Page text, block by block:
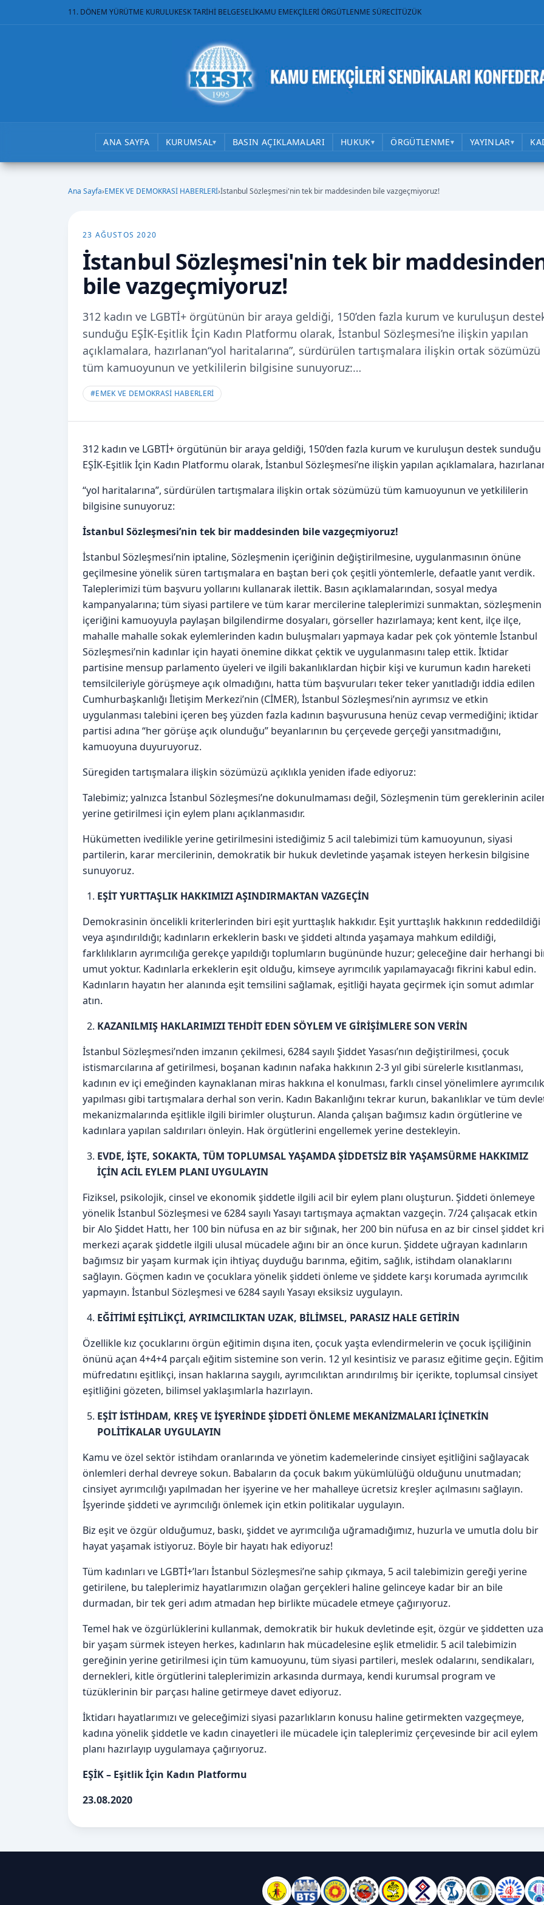
11. DÖNEM YÜRÜTME KURULUKESK TARİHİ BELGESELİKAMU EMEKÇİLERİ ÖRGÜTLENME SÜRECİTÜZÜK
ANA SAYFA KURUMSAL▾ BASIN AÇIKLAMALARI HUKUK▾ ÖRGÜTLENME▾ YAYINLAR▾
Ana Sayfa›EMEK VE DEMOKRASİ HABERLERİ›İstanbul Sözleşmesi'nin tek bir maddesinden bile vazgeçmiyoruz!
23 AĞUSTOS 2020
İstanbul Sözleşmesi'nin tek bir
bile vazgeçmiyoruz!
312 kadın ve LGBTİ+ örgütünün bir araya geldiği, 150’den fazla kurum ve kuruluşun
sunduğu EŞİK-Eşitlik İçin Kadın Platformu olarak, İstanbul Sözleşmesi’ne ilişkin yapılan
açıklamalara, hazırlanan“yol haritalarına”, sürdürülen tartışmalara ilişkin ortak sözümüzü
tüm kamuoyunun ve yetkililerin bilgisine sunuyoruz:…
#EMEK VE DEMOKRASİ HABERLERİ
312 kadın ve LGBTİ+ örgütünün bir araya geldiği, 150’den fazla kurum ve kuruluşun destek sunduğu
EŞİK-Eşitlik İçin Kadın Platformu olarak, İstanbul Sözleşmesi’ne ilişkin yapılan açıklamalara,
“yol haritalarına”, sürdürülen tartışmalara ilişkin ortak sözümüzü tüm kamuoyunun ve yetkililerin
bilgisine sunuyoruz:
İstanbul Sözleşmesi’nin tek bir maddesinden bile vazgeçmiyoruz!
İstanbul Sözleşmesi’nin iptaline, Sözleşmenin içeriğinin değiştirilmesine, uygulanmasının önüne
geçilmesine yönelik süren tartışmalara en baştan beri çok çeşitli yöntemlerle, defaatle yanıt verdik.
Taleplerimizi tüm başvuru yollarını kullanarak ilettik. Basın açıklamalarından, sosyal medya
kampanyalarına; tüm siyasi partilere ve tüm karar mercilerine taleplerimizi sunmaktan, sözleşmenin
içeriğini kamuoyuyla paylaşan bilgilendirme dosyaları, görseller hazırlamaya; kent kent, ilçe ilçe,
mahalle mahalle sokak eylemlerinden kadın buluşmaları yapmaya kadar pek çok yöntemle İstanbul
Sözleşmesi’nin kadınlar için hayati önemine dikkat çektik ve uygulanmasını talep ettik. İktidar
partisine mensup parlamento üyeleri ve ilgili bakanlıklardan hiçbir kişi ve kurumun kadın hareketi
temsilcileriyle görüşmeye açık olmadığını, hatta tüm başvuruları teker teker yanıtladığı iddia edilen
Cumhurbaşkanlığı İletişim Merkezi’nin (CİMER), İstanbul Sözleşmesi’nin ayrımsız ve etkin
uygulanması talebini içeren beş yüzden fazla kadının başvurusuna henüz cevap vermediğini; iktidar
partisi adına “her görüşe açık olunduğu” beyanlarının bu çerçevede gerçeği yansıtmadığını,
kamuoyuna duyuruyoruz.
Süregiden tartışmalara ilişkin sözümüzü açıklıkla yeniden ifade ediyoruz:
Talebimiz; yalnızca İstanbul Sözleşmesi’ne dokunulmaması değil, Sözleşmenin tüm gereklerinin
yerine getirilmesi için eylem planı açıklanmasıdır.
Hükümetten ivedilikle yerine getirilmesini istediğimiz 5 acil talebimizi tüm kamuoyunun, siyasi
partilerin, karar mercilerinin, demokratik bir hukuk devletinde yaşamak isteyen herkesin bilgisine
sunuyoruz.
EŞİT YURTTAŞLIK HAKKIMIZI AŞINDIRMAKTAN VAZGEÇİN
Demokrasinin öncelikli kriterlerinden biri eşit yurttaşlık hakkıdır. Eşit yurttaşlık hakkının reddedildiği
veya aşındırıldığı; kadınların erkeklerin baskı ve şiddeti altında yaşamaya mahkum edildiği,
farklılıkların ayrımcılığa gerekçe yapıldığı toplumların bugününde huzur; geleceğine dair herhangi
umut yoktur. Kadınlarla erkeklerin eşit olduğu, kimseye ayrımcılık yapılamayacağı fikrini kabul edin.
Kadınların hayatın her alanında eşit temsilini sağlamak, eşitliği hayata geçirmek için somut adımlar
atın.
KAZANILMIŞ HAKLARIMIZI TEHDİT EDEN SÖYLEM VE GİRİŞİMLERE SON VERİN
İstanbul Sözleşmesi’nden imzanın çekilmesi, 6284 sayılı Şiddet Yasası’nın değiştirilmesi, çocuk
istismarcılarına af getirilmesi, boşanan kadının nafaka hakkının 2-3 yıl gibi sürelerle kısıtlanması,
kadının ev içi emeğinden kaynaklanan miras hakkına el konulması, farklı cinsel yönelimlere ayrımcılık
yapılması gibi tartışmalara derhal son verin. Kadın Bakanlığını tekrar kurun, bakanlıklar ve tüm
mekanizmalarında eşitlikle ilgili birimler oluşturun. Alanda çalışan bağımsız kadın örgütlerine ve
kadınlara yapılan saldırıları önleyin. Hak örgütlerini engellemek yerine destekleyin.
EVDE, İŞTE, SOKAKTA, TÜM TOPLUMSAL YAŞAMDA ŞİDDETSİZ BİR YAŞAMSÜRME HAKKIMIZ
İÇİN ACİL EYLEM PLANI UYGULAYIN
Fiziksel, psikolojik, cinsel ve ekonomik şiddetle ilgili acil bir eylem planı oluşturun. Şiddeti önlemeye
yönelik İstanbul Sözleşmesi ve 6284 sayılı Yasayı tartışmaya açmaktan vazgeçin. 7/24 çalışacak etkin
bir Alo Şiddet Hattı, her 100 bin nüfusa en az bir sığınak, her 200 bin nüfusa en az bir cinsel şiddet
merkezi açarak şiddetle ilgili ulusal mücadele ağını bir an önce kurun. Şiddete uğrayan kadınların
bağımsız bir yaşam kurmak için ihtiyaç duyduğu barınma, eğitim, sağlık, istihdam olanaklarını
sağlayın. Göçmen kadın ve çocuklara yönelik şiddeti önleme ve şiddete karşı korumada ayrımcılık
yapmayın. İstanbul Sözleşmesi ve 6284 sayılı Yasayı eksiksiz uygulayın.
EĞİTİMİ EŞİTLİKÇİ, AYRIMCILIKTAN UZAK, BİLİMSEL, PARASIZ HALE GETİRİN
Özellikle kız çocuklarını örgün eğitimin dışına iten, çocuk yaşta evlendirmelerin ve çocuk işçiliğinin
önünü açan 4+4+4 parçalı eğitim sistemine son verin. 12 yıl kesintisiz ve parasız eğitime geçin. Eğitim
müfredatını eşitlikçi, insan haklarına saygılı, ayrımcılıktan arındırılmış bir içerikte, toplumsal cinsiyet
eşitliğini gözeten, bilimsel yaklaşımlarla hazırlayın.
EŞİT İSTİHDAM, KREŞ VE İŞYERİNDE ŞİDDETİ ÖNLEME MEKANİZMALARI İÇİNETKİN
POLİTİKALAR UYGULAYIN
Kamu ve özel sektör istihdam oranlarında ve yönetim kademelerinde cinsiyet eşitliğini sağlayacak
önlemleri derhal devreye sokun. Babaların da çocuk bakım yükümlülüğü olduğunu unutmadan;
cinsiyet ayrımcılığı yapılmadan her işyerine ve her mahalleye ücretsiz kreşler açılmasını sağlayın.
İşyerinde şiddeti ve ayrımcılığı önlemek için etkin politikalar uygulayın.
Biz eşit ve özgür olduğumuz, baskı, şiddet ve ayrımcılığa uğramadığımız, huzurla ve umutla dolu bir
hayat yaşamak istiyoruz. Böyle bir hayatı hak ediyoruz!
Tüm kadınları ve LGBTİ+’ları İstanbul Sözleşmesi’ne sahip çıkmaya, 5 acil talebimizin gereği yerine
getirilene, bu taleplerimiz hayatlarımızın olağan gerçekleri haline gelinceye kadar bir an bile
durmadan, bir tek geri adım atmadan hep birlikte mücadele etmeye çağırıyoruz.
Temel hak ve özgürlüklerini kullanmak, demokratik bir hukuk devletinde eşit, özgür ve şiddetten
bir yaşam sürmek isteyen herkes, kadınların hak mücadelesine eşlik etmelidir. 5 acil talebimizin
gereğinin yerine getirilmesi için tüm kamuoyunu, tüm siyasi partileri, meslek odalarını, sendikaları,
dernekleri, kitle örgütlerini taleplerimizin arkasında durmaya, kendi kurumsal program ve
tüzüklerinin bir parçası haline getirmeye davet ediyoruz.
İktidarı hayatlarımızı ve geleceğimizi siyasi pazarlıkların konusu haline getirmekten vazgeçmeye,
kadına yönelik şiddetle ve kadın cinayetleri ile mücadele için taleplerimiz çerçevesinde bir acil eylem
planı hazırlayıp uygulamaya çağırıyoruz.
EŞİK – Eşitlik İçin Kadın Platformu
23.08.2020